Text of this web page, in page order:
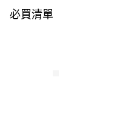
是否繳費成功／繳費後需取消欲
客戶支援中心」
必買清單